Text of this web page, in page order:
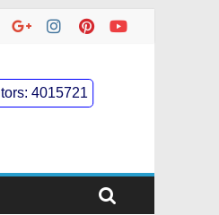
4015721